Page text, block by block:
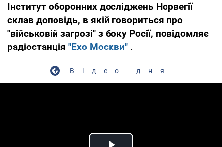
Інститут оборонних досліджень Норвегії
склав доповідь, в якій говориться про
"військовій загрозі" з боку Росії, повідомляє
радіостанція "Ехо Москви" .
Відео дня